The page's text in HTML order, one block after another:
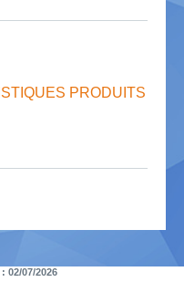
PRODUITS
02/07/2026